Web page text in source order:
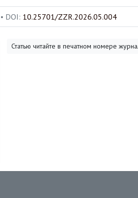
DOI: 10.25701/ZZR.2026.05.004
Статью читайте в печатном номере